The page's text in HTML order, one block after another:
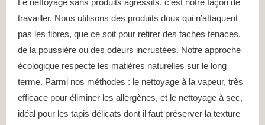
Le nettoyage sans produits agressifs, c’est notre façon de
travailler. Nous utilisons des produits doux qui n’attaquent
pas les fibres, que ce soit pour retirer des taches tenaces,
de la poussière ou des odeurs incrustées. Notre approche
écologique respecte les matières naturelles sur le long
terme. Parmi nos méthodes : le nettoyage à la vapeur, très
efficace pour éliminer les allergènes, et le nettoyage à sec,
idéal pour les tapis délicats dont il faut préserver la texture